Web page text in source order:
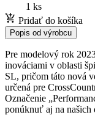
1 ks
Pridať do košíka
Popis od výrobcu
Pre modelový rok
inováciami v oblasti
SL, pričom táto nová
určená pre
Označenie
ponúknuť aj na našich